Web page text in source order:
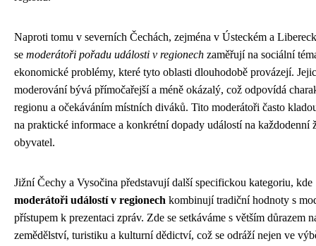
Naproti tomu v severních Čechách, zejména v Ústeckém a
se moderátoři pořadu události v regionech zaměřují na sociální
ekonomické problémy, které tyto oblasti dlouhodobě provázejí.
moderování bývá přímočařejší a méně okázalý, což odpovídá
regionu a očekáváním místních diváků. Tito moderátoři často
na praktické informace a konkrétní dopady událostí na každodenní
obyvatel.
Jižní Čechy a Vysočina představují další specifickou kategoriu, kde
moderátoři událostí v regionech kombinují tradiční hodnoty s
přístupem k prezentaci zpráv. Zde se setkáváme s větším důrazem
zemědělství, turistiku a kulturní dědictví, což se odráží nejen ve